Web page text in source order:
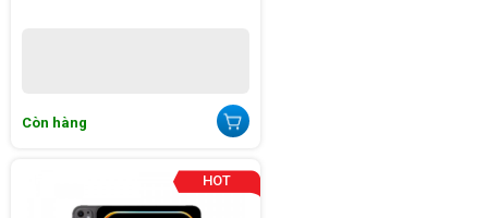
Còn hàng